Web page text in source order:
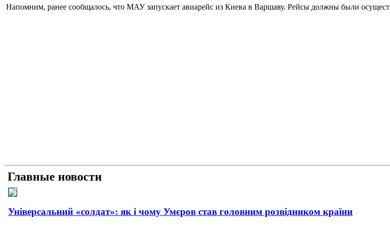
Напомним, ранее сообщалось, что МАУ запускает авиарейс из Киева в Варшаву. Рейсы должны были
Главные новости
Універсальний «солдат»: як і чому Умєров став головним розвідником країни